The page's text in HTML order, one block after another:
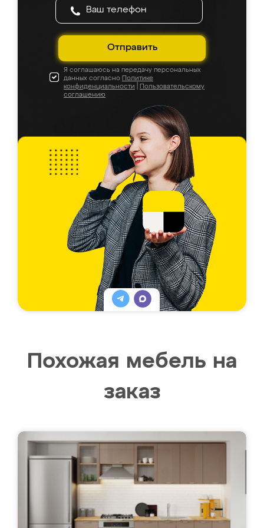
Отправить
Я соглашаюсь на передачу персональных
данных согласно Политике
конфиденциальности
Пользовательскому
соглашению
Похожая мебель на
заказ